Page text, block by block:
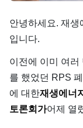
안녕하세요. 재생
입니다.
이전에 이미 여러
를 했었던 RPS
에 대한재생에너
토론회가어제 열